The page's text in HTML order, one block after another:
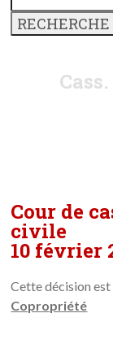
Cour de
civile
10 février
Cette décision
Copropriété